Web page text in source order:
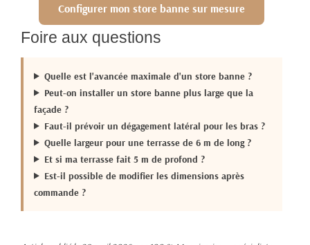
Configurer mon store banne sur mesure
Foire aux questions
Quelle est l'avancée maximale d'un store banne ?
Peut-on installer un store banne plus large que la
façade ?
Faut-il prévoir un dégagement latéral pour les bras ?
Quelle largeur pour une terrasse de 6 m de long ?
Et si ma terrasse fait 5 m de profond ?
Est-il possible de modifier les dimensions après
commande ?